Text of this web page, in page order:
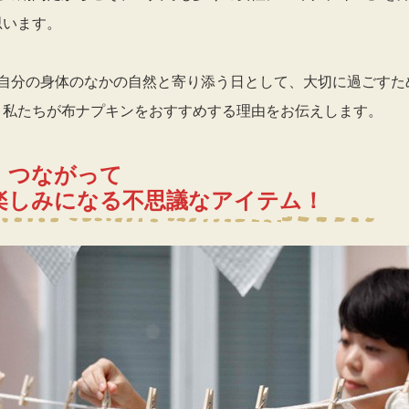
ます。
分の身体のなかの自然と寄り添う日として、大切に過ごすた
たちが布ナプキンをおすすめする理由をお伝えします。
つながって
みになる不思議なアイテム！